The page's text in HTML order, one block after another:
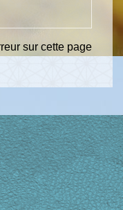
sur cette page